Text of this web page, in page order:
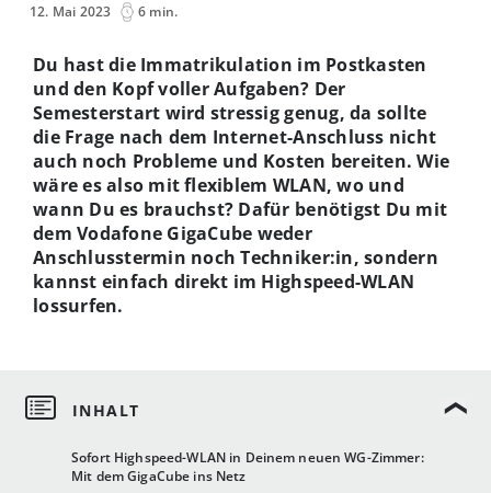
12. Mai 2023 6 min.
Sofort Highspeed-WLAN in Deinem neuen WG-Zimmer:
Mit dem GigaCube ins Netz
Du hast die Immatrikulation im Postkasten
und den Kopf voller Aufgaben? Der
Semesterstart wird stressig genug, da sollte
die Frage nach dem Internet-Anschluss nicht
auch noch Probleme und Kosten bereiten. Wie
wäre es also mit flexiblem WLAN, wo und
wann Du es brauchst? Dafür benötigst Du mit
dem Vodafone GigaCube weder
Anschlusstermin noch Techniker:in, sondern
kannst einfach direkt im Highspeed-WLAN
lossurfen.